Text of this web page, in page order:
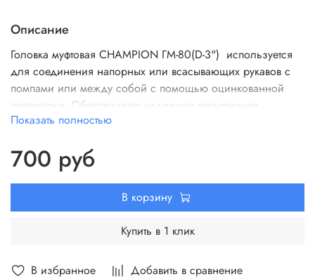
В избранное Добавить в сравнение
Описание
Головка муфтовая CHAMPION ГМ-80(D-3") используется
для соединения напорных или всасывающих рукавов с
помпами или между собой с помощью оцинкованной
проволоки. Обеспечивает надежное герметичное
соединение.
Показать полностью
700 руб
В корзину
Купить в 1 клик